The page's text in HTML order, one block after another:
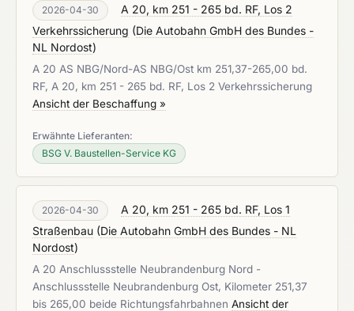
2026-04-30
A 20, km 251 - 265 bd. RF, Los 2
Verkehrssicherung (Die Autobahn GmbH des Bundes -
NL Nordost)
A 20 AS NBG/Nord-AS NBG/Ost km 251,37-265,00 bd.
RF, A 20, km 251 - 265 bd. RF, Los 2 Verkehrssicherung
Ansicht der Beschaffung »
Erwähnte Lieferanten:
BSG V. Baustellen-Service KG
2026-04-30
A 20, km 251 - 265 bd. RF, Los 1
Straßenbau (Die Autobahn GmbH des Bundes - NL
Nordost)
A 20 Anschlussstelle Neubrandenburg Nord -
Anschlussstelle Neubrandenburg Ost, Kilometer 251,37
bis 265,00 beide Richtungsfahrbahnen Ansicht der